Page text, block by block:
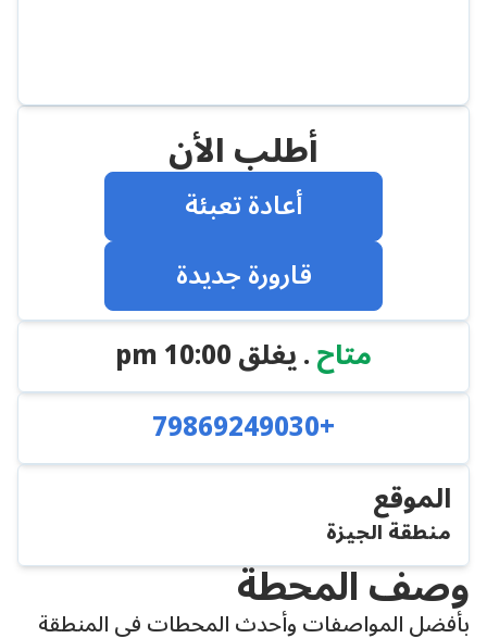
أطلب الأن
أعادة تعبئة
قارورة جديدة
متاح. يغلق10:00 pm
+79869249030
الموقع
منطقة الجيزة
وصف المحطة
بأفضل المواصفات وأحدث المحطات في المنطقة